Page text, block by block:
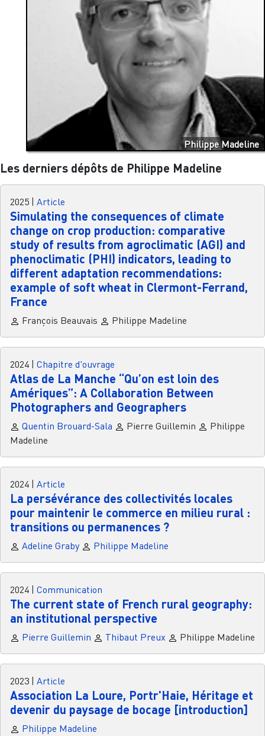
Philippe Madeline
Les derniers dépôts de Philippe Madeline
2025 Article
Simulating the consequences of climate
change on crop production: comparative
study of results from agroclimatic (AGI) and
phenoclimatic (PHI) indicators, leading to
different adaptation recommendations:
example of soft wheat in Clermont-Ferrand,
France
François Beauvais Philippe Madeline
2024 Chapitre d'ouvrage
Atlas de La Manche “Qu’on est loin des
Amériques”: A Collaboration Between
Photographers and Geographers
Quentin Brouard-Sala Pierre Guillemin
Philippe
Madeline
2024 Article
La persévérance des collectivités locales
pour maintenir le commerce en milieu rural :
transitions ou permanences ?
Adeline Graby Philippe Madeline
2024 Communication
The current state of French rural geography:
an institutional perspective
Pierre Guillemin Thibaut Preux Philippe Madeline
2023 Article
Association La Loure, Portr'Haie, Héritage et
devenir du paysage de bocage [introduction]
Philippe Madeline